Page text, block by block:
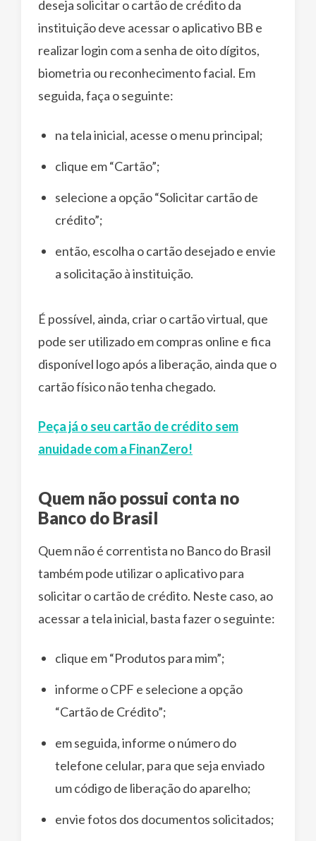
deseja solicitar o cartão de crédito da
instituição deve acessar o aplicativo BB e
realizar login com a senha de oito dígitos,
biometria ou reconhecimento facial. Em
seguida, faça o seguinte:
na tela inicial, acesse o menu principal;
clique em “Cartão”;
selecione a opção “Solicitar cartão de
crédito”;
então, escolha o cartão desejado e envie
a solicitação à instituição.
É possível, ainda, criar o cartão virtual, que
pode ser utilizado em compras online e fica
disponível logo após a liberação, ainda que o
cartão físico não tenha chegado.
Peça já o seu cartão de crédito sem
anuidade com a FinanZero!
Quem não possui conta no
Banco do Brasil
Quem não é correntista no Banco do Brasil
também pode utilizar o aplicativo para
solicitar o cartão de crédito. Neste caso, ao
acessar a tela inicial, basta fazer o seguinte:
clique em “Produtos para mim”;
informe o CPF e selecione a opção
“Cartão de Crédito”;
em seguida, informe o número do
telefone celular, para que seja enviado
um código de liberação do aparelho;
envie fotos dos documentos solicitados;